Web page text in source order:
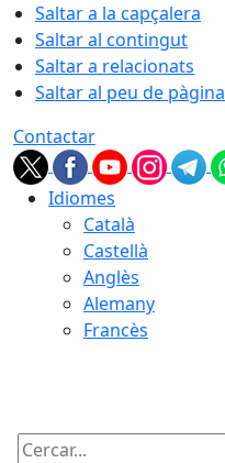
Saltar a la capçalera
Saltar al contingut
Saltar a relacionats
Saltar al peu de pàgina
Contactar
Idiomes
Català
Castellà
Anglès
Alemany
Francès